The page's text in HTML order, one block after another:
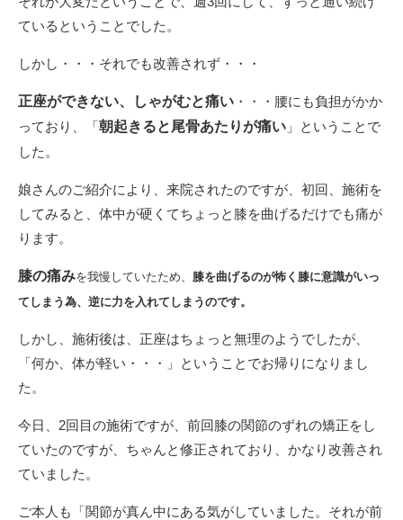
ているということでした。
しかし・・・それでも改善されず・・・
正座ができない、しゃがむと痛い ・・・腰にも負担がかか
っており、「朝起きると尾骨あたりが痛い 」ということで
した。
娘さんのご紹介により、来院されたのですが、初回、施術を
してみると、体中が硬くてちょっと膝を曲げるだけでも痛が
ります。
膝の痛みを我慢していたため、 膝を曲げるのが怖く膝に意識がいっ
てしまう為、逆に力を入れてしまうのです。
しかし、施術後は、正座はちょっと無理のようでしたが、
「何か、体が軽い・・・」ということでお帰りになりまし
た。
今日、2回目の施術ですが、前回膝の関節のずれの矯正をし
ていたのですが、ちゃんと修正されており、かなり改善され
ていました。
ご本人も「関節が真ん中にある気がしていました。それが前